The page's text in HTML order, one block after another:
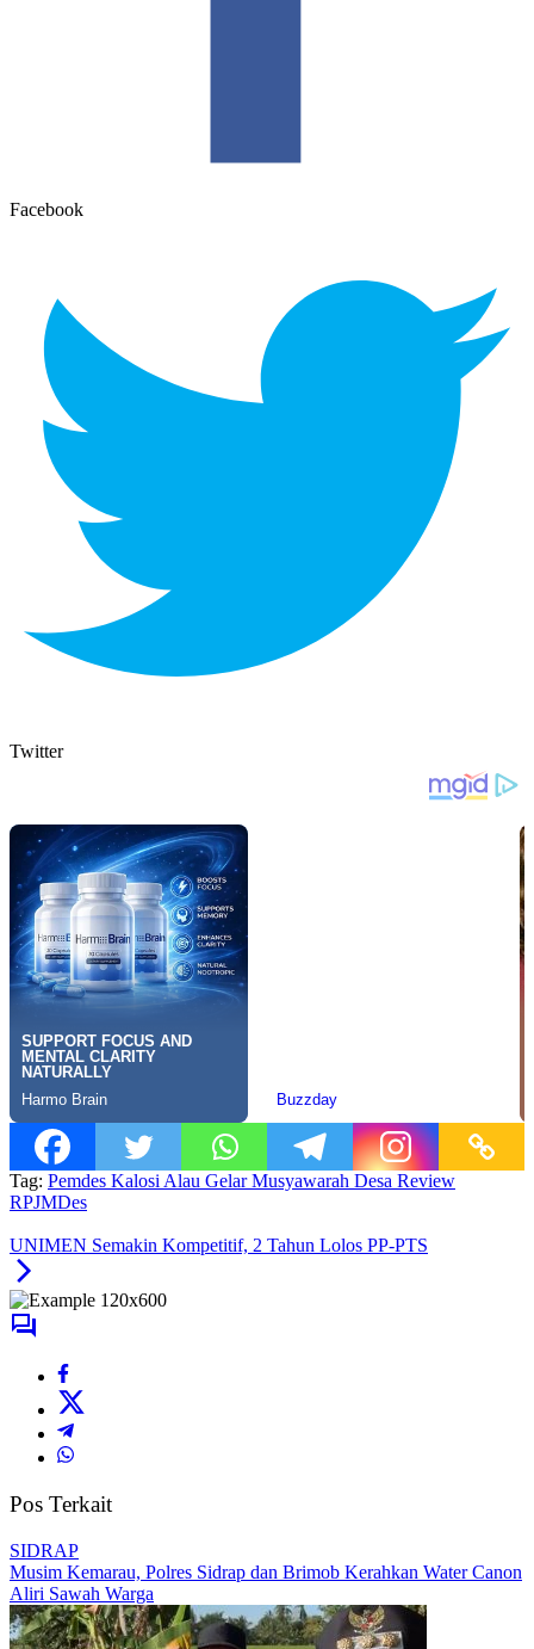
Facebook
Twitter
Tag: Pemdes Kalosi Alau Gelar Musyawarah Desa Review
RPJMDes
UNIMEN Semakin Kompetitif, 2 Tahun Lolos PP-PTS
Pos Terkait
SIDRAP
Musim Kemarau, Polres Sidrap dan Brimob Kerahkan Water Canon
Aliri Sawah Warga